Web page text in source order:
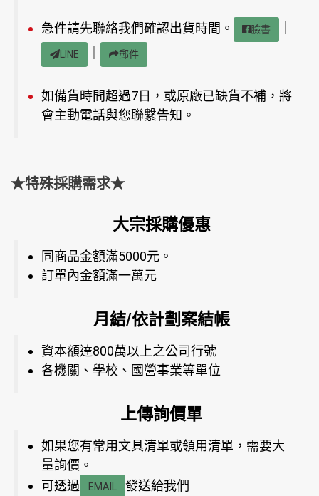
急件請先聯絡我們確認出貨時間。 臉書
LINE 郵件
如備貨時間超過7日，或原廠已缺貨不補，將
會主動電話與您聯繫告知。
★特殊採購需求★
大宗採購優惠
同商品金額滿5000元。
訂單內金額滿一萬元
月結/依計劃案結帳
資本額達800萬以上之公司行號
各機關、學校、國營事業等單位
上傳詢價單
如果您有常用文具清單或領用清單，需要大
量詢價。
可透過
EMAIL 發送給我們